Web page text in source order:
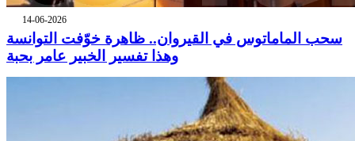
14-06-2026
سحب الماماتوس في القيروان.. ظاهرة خوّفت التوانسة
وهذا تفسير الخبير عامر بحبة